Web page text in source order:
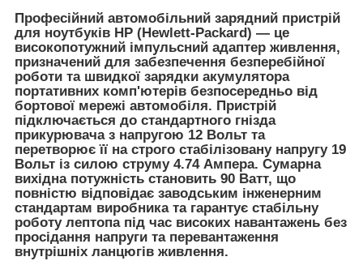
Професійний автомобільний зарядний пристрій
для ноутбуків HP (Hewlett-Packard) — це
високопотужний імпульсний адаптер живлення,
призначений для забезпечення безперебійної
роботи та швидкої зарядки акумулятора
портативних комп'ютерів безпосередньо від
бортової мережі автомобіля. Пристрій
підключається до стандартного гнізда
прикурювача з напругою 12 Вольт та
перетворює її на строго стабілізовану напругу 19
Вольт із силою струму 4.74 Ампера. Сумарна
вихідна потужність становить 90 Ватт, що
повністю відповідає заводським інженерним
стандартам виробника та гарантує стабільну
роботу лептопа під час високих навантажень без
просідання напруги та перевантаження
внутрішніх ланцюгів живлення.